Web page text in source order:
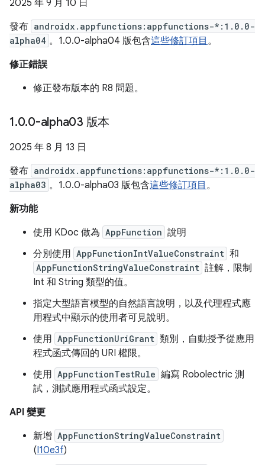
2025 年 9 月 10 日
發布 androidx.appfunctions:appfunctions-*:1.0.0-
alpha04 。1.0.0-alpha04 版包含這些修訂項目 。
修正錯誤
修正發布版本的 R8 問題。
1.0.0-alpha03 版本
2025 年 8 月 13 日
發布 androidx.appfunctions:appfunctions-*:1.0.0-
alpha03 。1.0.0-alpha03 版包含這些修訂項目 。
新功能
使用 KDoc 做為 AppFunction 說明
分別使用 AppFunctionIntValueConstraint 和
AppFunctionStringValueConstraint 註解，限制
Int 和 String 類型的值。
指定大型語言模型的自然語言說明，以及代理程式應
用程式中顯示的使用者可見說明。
使用 AppFunctionUriGrant 類別，自動授予從應用
程式函式傳回的 URI 權限。
使用 AppFunctionTestRule 編寫 Robolectric 測
試，測試應用程式函式設定。
API 變更
新增 AppFunctionStringValueConstraint
(I10e3f)